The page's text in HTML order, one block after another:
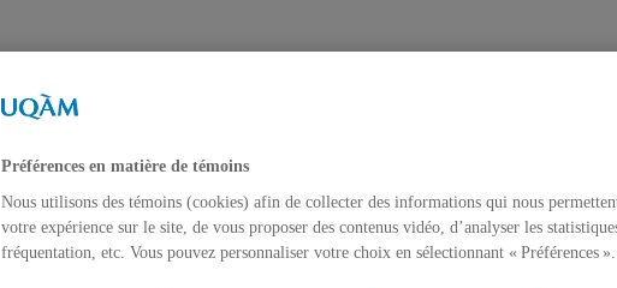
Préférences en matière de témoins
Nous utilisons des témoins (cookies) afin de collecter des informations qui nous
votre expérience sur le site, de vous proposer des contenus vidéo, d’analyser les
fréquentation, etc. Vous pouvez personnaliser votre choix en sélectionnant « Préférences ».